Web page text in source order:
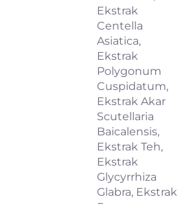
Ekstrak
Centella
Asiatica,
Ekstrak
Polygonum
Cuspidatum,
Ekstrak Akar
Scutellaria
Baicalensis,
Ekstrak Teh,
Ekstrak
Glycyrrhiza
Glabra, Ekstrak